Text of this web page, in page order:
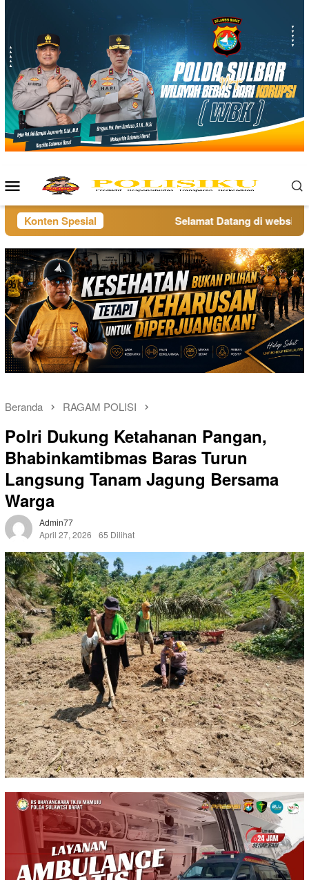
Menu
Mobile
Konten Spesial Selamat Datang di website
Beranda RAGAM POLISI
Polri Dukung Ketahanan Pangan,
Bhabinkamtibmas Baras Turun
Langsung Tanam Jagung Bersama
Warga
Admin77
April 27, 2026
65 Dilihat